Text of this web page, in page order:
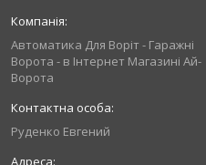
Автоматика Для Воріт - Гаражні
Ворота - в Інтернет Магазині Ай-
Ворота
Руденко Евгений